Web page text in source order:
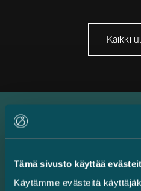
Tämä sivusto käyttää
Käytämme evästeitä
Kaikki
Uusimmat